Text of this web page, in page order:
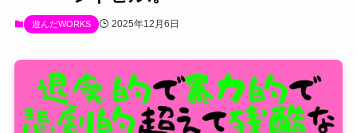
遊んだWORKS 2025年12月6日